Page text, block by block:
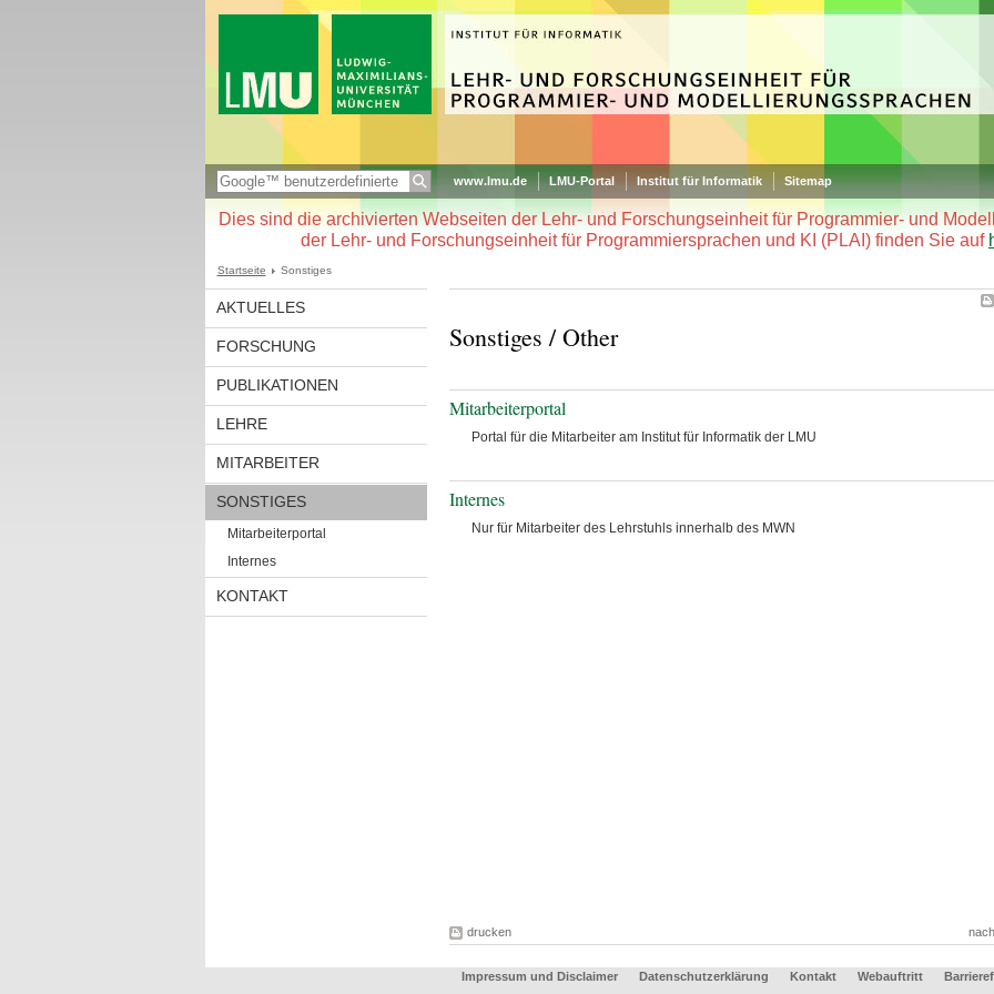
www.lmu.de LMU-Portal Institut für Informatik Sitemap
Dies sind die archivierten Webseiten der Lehr- und Forschungseinheit für Programmier- und
der Lehr- und Forschungseinheit für Programmiersprachen und KI (PLAI) finden Sie auf
Startseite Sonstiges
AKTUELLES
FORSCHUNG
PUBLIKATIONEN
LEHRE
MITARBEITER
SONSTIGES
Mitarbeiterportal
Internes
KONTAKT
Sonstiges / Other
Mitarbeiterportal
Portal für die Mitarbeiter am Institut für Informatik der LMU
Internes
Nur für Mitarbeiter des Lehrstuhls innerhalb des MWN
drucken
Impressum und Disclaimer Datenschutzerklärung Kontakt Webauftritt